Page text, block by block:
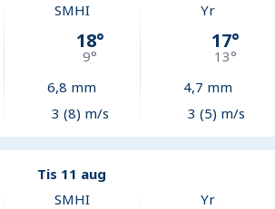
SMHI
18°
9°
6,8 mm
3 (8) m/s
Yr
17°
13°
4,7 mm
3 (5) m/s
Tis 11 aug
SMHI Yr